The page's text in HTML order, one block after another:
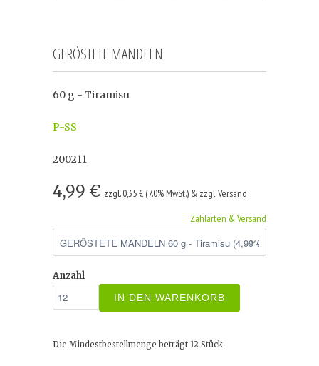
GERÖSTETE MANDELN
60 g - Tiramisu
P-SS
200211
4,99 € zzgl. 0,35 € (7.0% MwSt.) & zzgl. Versand
Zahlarten & Versand
Anzahl
IN DEN WARENKORB
Die Mindestbestellmenge beträgt 12 Stück